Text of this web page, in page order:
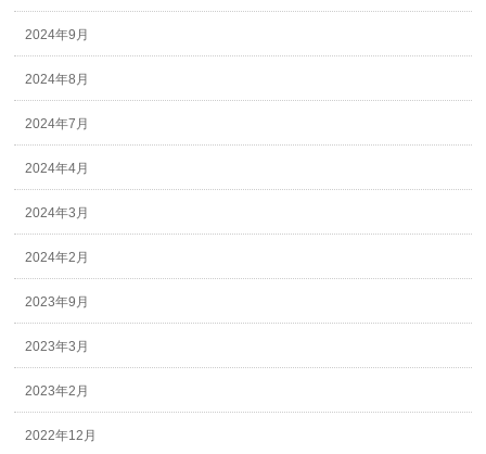
2024年9月
2024年8月
2024年7月
2024年4月
2024年3月
2024年2月
2023年9月
2023年3月
2023年2月
2022年12月